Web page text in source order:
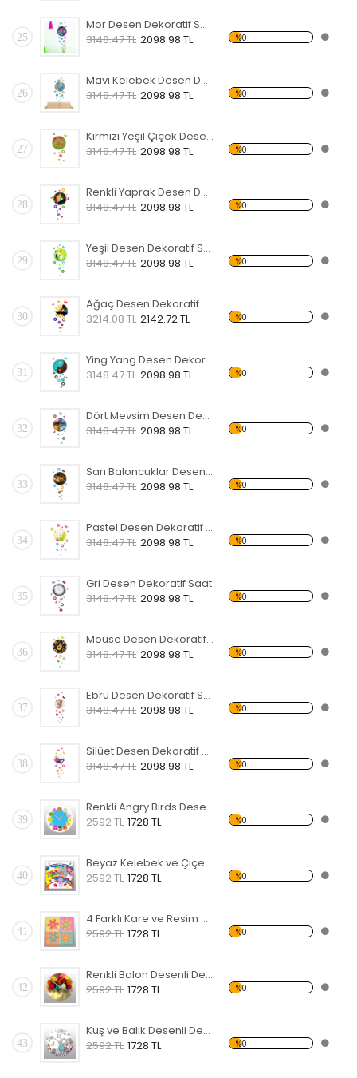
25
Mor Desen Dekoratif Saat
3148.47 TL 2098.98 TL %0
26
Mavi Kelebek Desen Dekoratif Saat
3148.47 TL 2098.98 TL %0
27
Kırmızı Yeşil Çiçek Desen Dekoratif Saat
3148.47 TL 2098.98 TL %0
28
Renkli Yaprak Desen Dekoratif Saat
3148.47 TL 2098.98 TL %0
29
Yeşil Desen Dekoratif Saat
3148.47 TL 2098.98 TL %0
30
Ağaç Desen Dekoratif Saat
3214.08 TL 2142.72 TL %0
31
Ying Yang Desen Dekoratif Saat
3148.47 TL 2098.98 TL %0
32
Dört Mevsim Desen Dekoratif Saat
3148.47 TL 2098.98 TL %0
33
Sarı Baloncuklar Desen Dekoratif Saat
3148.47 TL 2098.98 TL %0
34
Pastel Desen Dekoratif Saat
3148.47 TL 2098.98 TL %0
35
Gri Desen Dekoratif Saat
3148.47 TL 2098.98 TL %0
36
Mouse Desen Dekoratif Saat
3148.47 TL 2098.98 TL %0
37
Ebru Desen Dekoratif Saat
3148.47 TL 2098.98 TL %0
38
Silüet Desen Dekoratif Saat
3148.47 TL 2098.98 TL %0
39
Renkli Angry Birds Desenli Dekoratif Duvar Saati
2592 TL 1728 TL %0
40
Beyaz Kelebek ve Çiçek Desenli Dekoratif Duvar Saati
2592 TL 1728 TL %0
41
4 Farklı Kare ve Resim Desenli Dekoratif Duvar Saati
2592 TL 1728 TL %0
42
Renkli Balon Desenli Dekoratif Duvar Saati
2592 TL 1728 TL %0
43
Kuş ve Balık Desenli Dekoratif Duvar Saati
2592 TL 1728 TL %0